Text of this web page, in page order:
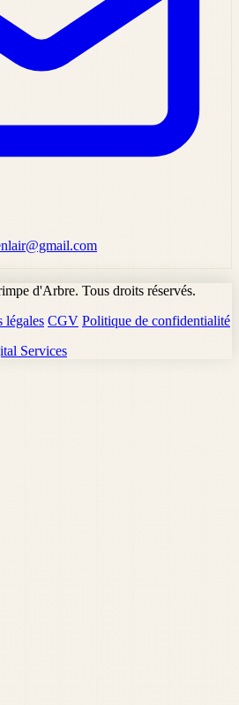
d'Arbre. Tous droits réservés.
légales CGV Politique de confidentialité
Services